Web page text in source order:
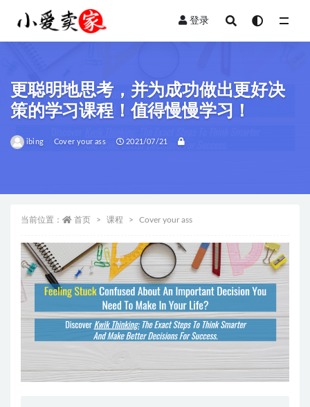
登录
更聪明地思考，并为成功做出更好决
策的学习课程！值得慢慢学习！
ibing Cover your ass 2021/07/21
当前位置： 首页 课程 Cover your ass